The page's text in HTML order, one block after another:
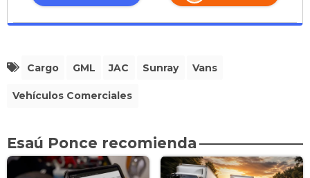
Cargo GML JAC Sunray Vans
Vehículos Comerciales
Esaú Ponce recomienda